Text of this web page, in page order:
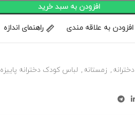
افزودن به سبد خرید
افزودن به علاقه مندی راهنمای اندازه
دخترانه , زمستانه , لباس کودک دخترانه پاییزه